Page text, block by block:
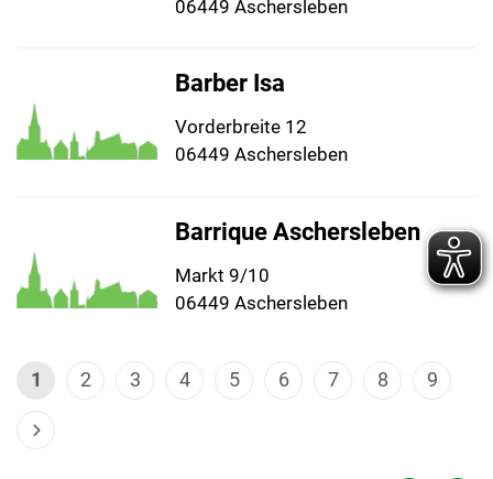
06449 Aschersleben
Barber Isa
Vorderbreite 12
06449 Aschersleben
Barrique Aschersleben
Markt 9/10
06449 Aschersleben
1 2 3 4 5 6 7 8 9